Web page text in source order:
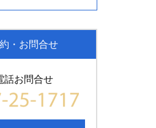
・お問合せ
話お問合せ